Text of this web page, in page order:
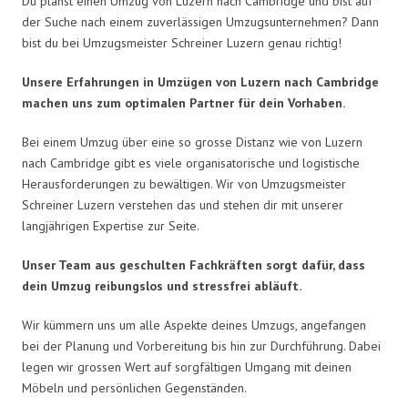
der Suche nach einem zuverlässigen Umzugsunternehmen? Dann
bist du bei Umzugsmeister Schreiner Luzern genau richtig!
Unsere Erfahrungen in Umzügen von Luzern nach Cambridge
machen uns zum optimalen Partner für dein Vorhaben.
Bei einem Umzug über eine so grosse Distanz wie von Luzern
nach Cambridge gibt es viele organisatorische und logistische
Herausforderungen zu bewältigen. Wir von Umzugsmeister
Schreiner Luzern verstehen das und stehen dir mit unserer
langjährigen Expertise zur Seite.
Unser Team aus geschulten Fachkräften sorgt dafür, dass
dein Umzug reibungslos und stressfrei abläuft.
Wir kümmern uns um alle Aspekte deines Umzugs, angefangen
bei der Planung und Vorbereitung bis hin zur Durchführung. Dabei
legen wir grossen Wert auf sorgfältigen Umgang mit deinen
Möbeln und persönlichen Gegenständen.